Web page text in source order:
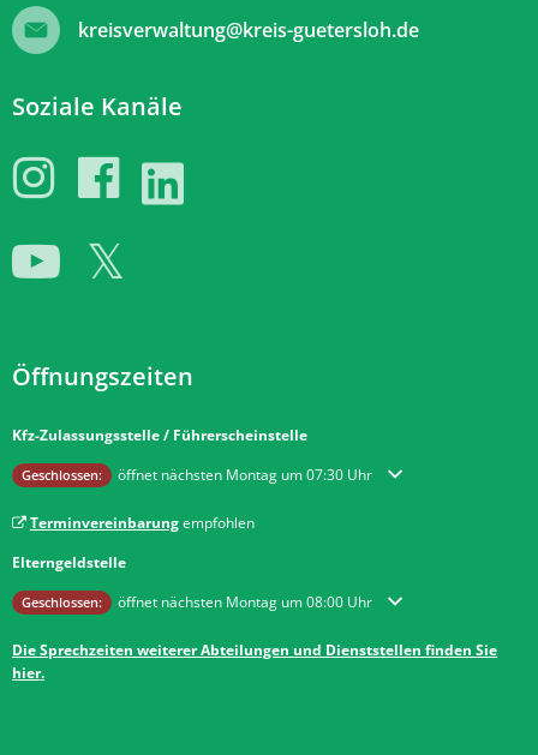
kreisverwaltung@kreis-guetersloh.de
Soziale Kanäle
Öffnungszeiten
Kfz-Zulassungsstelle / Führerscheinstelle
Klicken, um weitere Öffnungs- oder Schließzeiten auszublenden
Geschlossen: öffnet nächsten Montag um 07:30 Uhr
Terminvereinbarungempfohlen
Elterngeldstelle
Klicken, um weitere Öffnungs- oder Schließzeiten auszublenden
Geschlossen: öffnet nächsten Montag um 08:00 Uhr
Die Sprechzeiten weiterer Abteilungen und Dienststellen finden Sie
hier.